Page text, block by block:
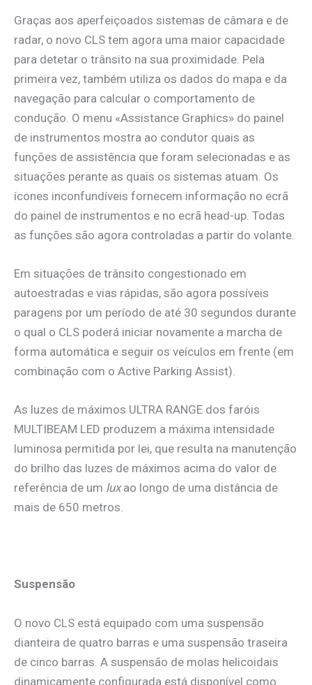
Graças aos aperfeiçoados sistemas de câmara e de
radar, o novo CLS tem agora uma maior capacidade
para detetar o trânsito na sua proximidade. Pela
primeira vez, também utiliza os dados do mapa e da
navegação para calcular o comportamento de
condução. O menu «Assistance Graphics» do painel
de instrumentos mostra ao condutor quais as
funções de assistência que foram selecionadas e as
situações perante as quais os sistemas atuam. Os
ícones inconfundíveis fornecem informação no ecrã
do painel de instrumentos e no ecrã head-up. Todas
as funções são agora controladas a partir do volante.
Em situações de trânsito congestionado em
autoestradas e vias rápidas, são agora possíveis
paragens por um período de até 30 segundos durante
o qual o CLS poderá iniciar novamente a marcha de
forma automática e seguir os veículos em frente (em
combinação com o Active Parking Assist).
As luzes de máximos ULTRA RANGE dos faróis
MULTIBEAM LED produzem a máxima intensidade
luminosa permitida por lei, que resulta na manutenção
do brilho das luzes de máximos acima do valor de
referência de um luxao longo de uma distância de
mais de 650 metros.
Suspensão
O novo CLS está equipado com uma suspensão
dianteira de quatro barras e uma suspensão traseira
de cinco barras. A suspensão de molas helicoidais
dinamicamente configurada está disponível como